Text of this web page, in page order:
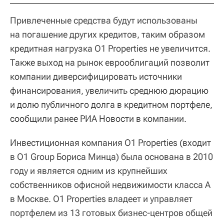
Привлеченные средства будут использованы
на погашение других кредитов, таким образом
кредитная нагрузка O1 Properties не увеличится.
Также выход на рынок еврооблигаций позволит
компании диверсифицировать источники
финансирования, увеличить среднюю дюрацию
и долю публичного долга в кредитном портфеле,
сообщили ранее РИА Новости в компании.
Инвестиционная компания O1 Properties (входит
в O1 Group Бориса Минца) была основана в 2010
году и является одним из крупнейших
собственников офисной недвижимости класса А
в Москве. O1 Properties владеет и управляет
портфелем из 13 готовых бизнес-центров общей